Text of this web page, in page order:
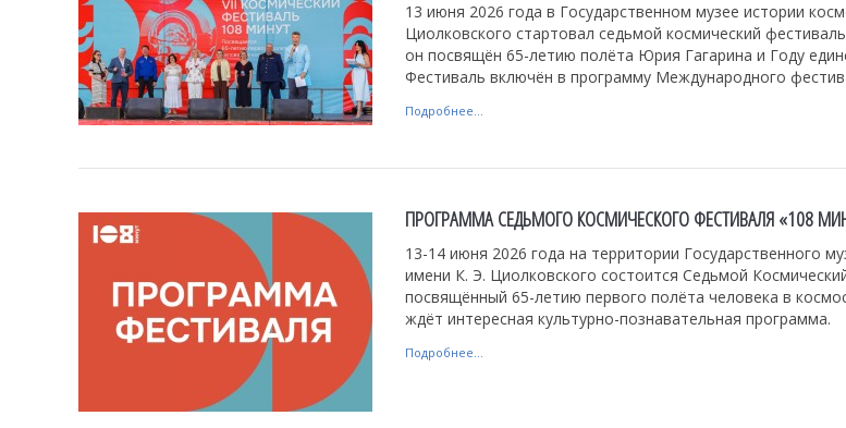
13 июня 2026 года в Государственном музее истории
Циолковского стартовал седьмой космический
он посвящён 65-летию полёта Юрия Гагарина и Году
Фестиваль включён в программу Международного
Подробнее...
ПРОГРАММА СЕДЬМОГО КОСМИЧЕСКОГО ФЕСТИВАЛЯ «108
13-14 июня 2026 года на территории Государственного
имени К. Э. Циолковского состоится Седьмой
посвящённый 65-летию первого полёта человека в
ждёт интересная культурно-познавательная программа.
Подробнее...